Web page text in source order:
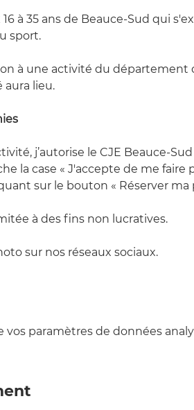
à 35 ans de Beauce-Sud qui
sport.
à une activité du département
aura lieu.
j’autorise le CJE Beauce-
la case « J'accepte de me
sur le bouton « Réserver ma
à des fins non lucratives.
sur nos réseaux sociaux.
vos paramètres de données